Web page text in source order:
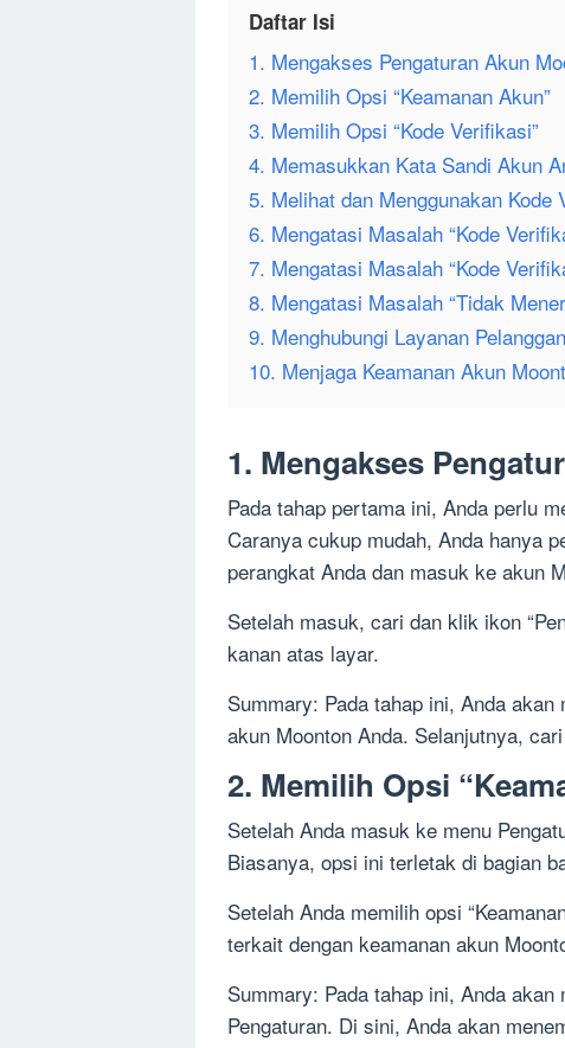
Daftar Isi
1. Mengakses Pengaturan Akun
2. Memilih Opsi “Keamanan Akun”
3. Memilih Opsi “Kode Verifikasi”
4. Memasukkan Kata Sandi Akun
5. Melihat dan Menggunakan Kode
6. Mengatasi Masalah “Kode
7. Mengatasi Masalah “Kode
8. Mengatasi Masalah “Tidak
9. Menghubungi Layanan
10. Menjaga Keamanan Akun
1. Mengakses
Pada tahap pertama ini, Anda perlu
Caranya cukup mudah, Anda hanya
perangkat Anda dan masuk ke akun
Setelah masuk, cari dan klik ikon
kanan atas layar.
Summary: Pada tahap ini, Anda
akun Moonton Anda. Selanjutnya,
2. Memilih Opsi
Setelah Anda masuk ke menu
Biasanya, opsi ini terletak di bagian
Setelah Anda memilih opsi
terkait dengan keamanan akun
Summary: Pada tahap ini, Anda akan
Pengaturan. Di sini, Anda akan